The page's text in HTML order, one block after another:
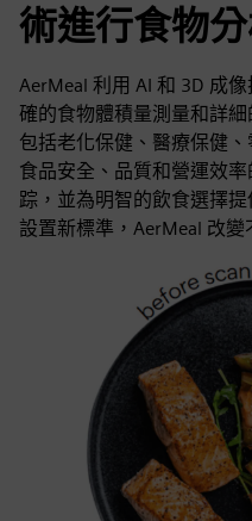
術進行食物分
AerMeal 利用 AI 和 3D 成
確的食物體積量測量和詳
包括老化保健、醫療保健
食品安全、品質和營運效
踪，並為明智的飲食選擇
設置新標準，AerMeal 改